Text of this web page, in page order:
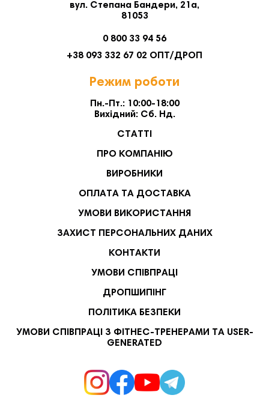
вул. Степана Бандери, 21а,
81053
0 800 33 94 56
+38 093 332 67 02 ОПТ/ДРОП
Режим роботи
Пн.-Пт.: 10:00-18:00
Вихідний: Сб. Нд.
СТАТТІ
ПРО КОМПАНІЮ
ВИРОБНИКИ
ОПЛАТА ТА ДОСТАВКА
УМОВИ ВИКОРИСТАННЯ
ЗАХИСТ ПЕРСОНАЛЬНИХ ДАНИХ
КОНТАКТИ
УМОВИ СПІВПРАЦІ
ДРОПШИПІНГ
ПОЛІТИКА БЕЗПЕКИ
УМОВИ СПІВПРАЦІ З ФІТНЕС-ТРЕНЕРАМИ ТА USER-
GENERATED